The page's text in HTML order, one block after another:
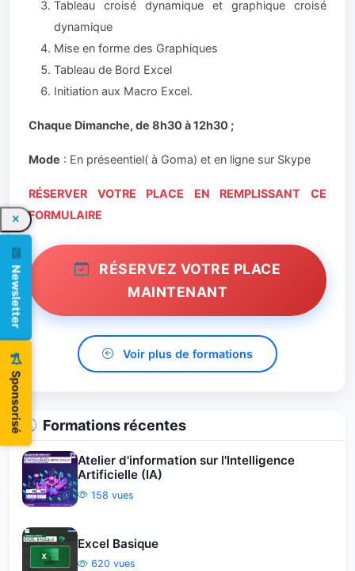
Newsletter
Sponsorisé
Tableau croisé dynamique et graphique croisé
dynamique
Mise en forme des Graphiques
Tableau de Bord Excel
Initiation aux Macro Excel.
Chaque Dimanche, de 8h30 à 12h30 ;
Mode : En préseentiel( à Goma) et en ligne sur Skype
RÉSERVER VOTRE PLACE EN REMPLISSANT CE
FORMULAIRE
RÉSERVEZ VOTRE PLACE
MAINTENANT
Voir plus de formations
Formations récentes
Atelier d'information sur l'Intelligence
Artificielle (IA)
158 vues
Excel Basique
620 vues